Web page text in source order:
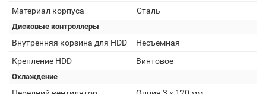
Материал корпуса Сталь
Дисковые контроллеры
Внутренняя корзина для HDD
Несъемная
Крепление HDD
Винтовое
Охлаждение